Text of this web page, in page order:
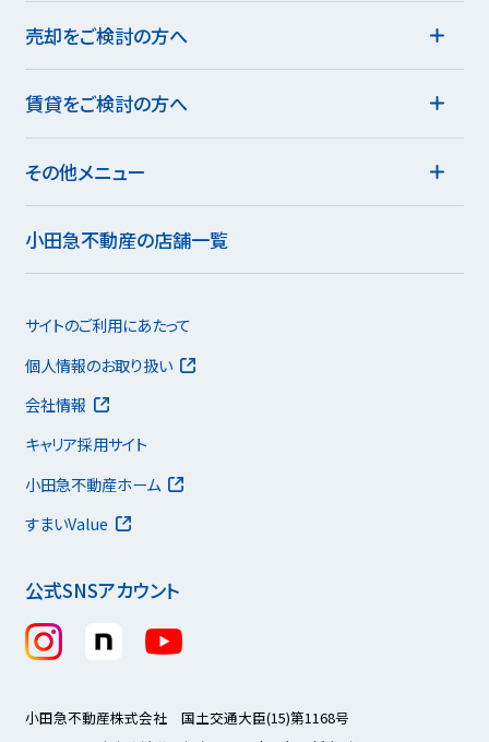
売却をご検討の方へ
賃貸をご検討の方へ
その他メニュー
小田急不動産の店舗一覧
公式SNSアカウント
サイトのご利用にあたって
個人情報のお取り扱い
会社情報
キャリア採用サイト
小田急不動産ホーム
すまいValue
小田急不動産株式会社 国土交通大臣(15)第1168号